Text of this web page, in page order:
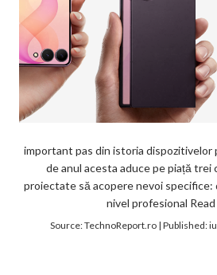
important pas din istoria dispozitivelor
de anul acesta aduce pe piață
proiectate să acopere nevoi
nivel profesional
Source:TechnoReport.ro| Published: